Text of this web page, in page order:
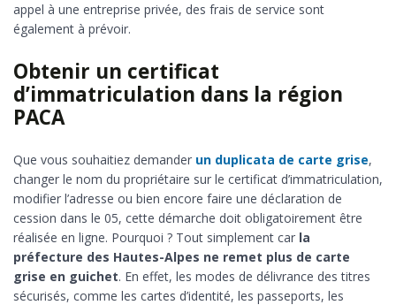
appel à une entreprise privée, des frais de service sont
également à prévoir.
Obtenir un certificat
d’immatriculation dans la région
PACA
Que vous souhaitiez demander un duplicata de carte grise,
changer le nom du propriétaire sur le certificat d’immatriculation,
modifier l’adresse ou bien encore faire une déclaration de
cession dans le 05, cette démarche doit obligatoirement être
réalisée en ligne. Pourquoi ? Tout simplement car la
préfecture des Hautes-Alpes ne remet plus de carte
grise en guichet. En effet, les modes de délivrance des titres
sécurisés, comme les cartes d’identité, les passeports, les